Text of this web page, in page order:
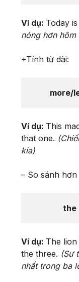
Ví dụ: Today
nóng hơn hôm
+Tính từ dài:
more/
Ví dụ: This
that one.
kia)
– So sánh hơn
the
Ví dụ: The
the three. (Sư
nhất trong ba